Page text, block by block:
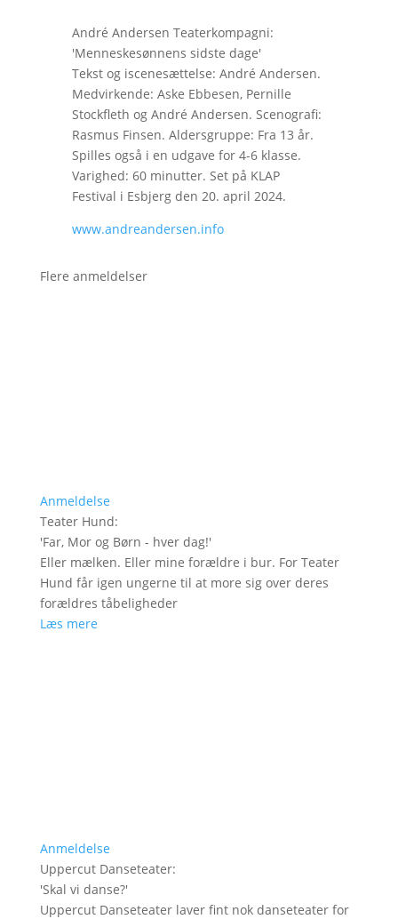
André Andersen Teaterkompagni:
'Menneskesønnens sidste dage'
Tekst og iscenesættelse: André Andersen.
Medvirkende: Aske Ebbesen, Pernille
Stockfleth og André Andersen. Scenografi:
Rasmus Finsen. Aldersgruppe: Fra 13 år.
Spilles også i en udgave for 4-6 klasse.
Varighed: 60 minutter. Set på KLAP
Festival i Esbjerg den 20. april 2024.
www.andreandersen.info
Flere anmeldelser
Anmeldelse
Teater Hund:
'Far, Mor og Børn - hver dag!'
Eller mælken. Eller mine forældre i bur. For Teater
Hund får igen ungerne til at more sig over deres
forældres tåbeligheder
Læs mere
Anmeldelse
Uppercut Danseteater:
'Skal vi danse?'
Uppercut Danseteater laver fint nok danseteater for